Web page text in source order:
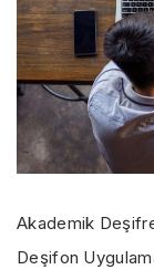
Akademik
Deşifon